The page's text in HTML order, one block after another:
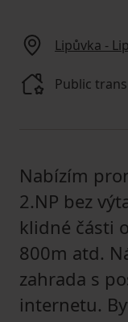
Lipůvka -
Public
Nabízím
2.NP bez
klidné části
800m atd.
zahrada s
internetu.